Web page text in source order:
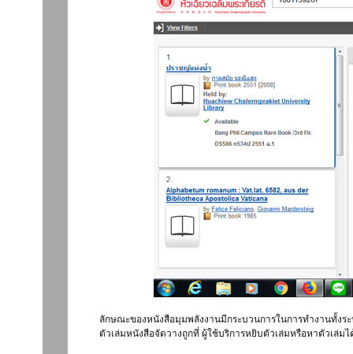
ลักษณะของหนังสือมุมพลังงานมีกระบวนการในการทำงานทั้ง
ตัวเล่มหนังสือจัดวางถูกที่ ผู้ใช้บริการหยิบตัวเล่มหรือหาตัวเล่ม